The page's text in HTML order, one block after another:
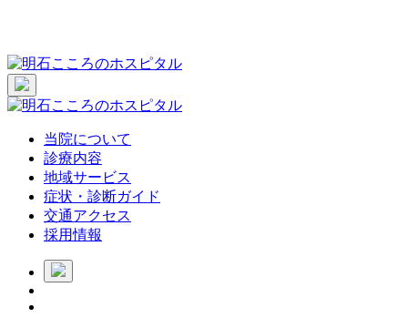
当院について
診療内容
地域サービス
症状・診断ガイド
交通アクセス
採用情報